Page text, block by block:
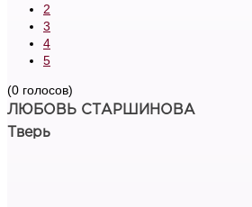
2
3
4
5
(0 голосов)
ЛЮБОВЬ СТАРШИНОВА
Тверь